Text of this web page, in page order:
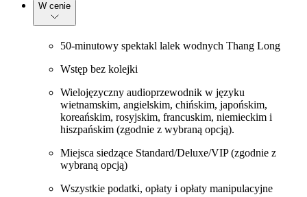
W cenie
50-minutowy spektakl lalek wodnych Thang Long
Wstęp bez kolejki
Wielojęzyczny audioprzewodnik w języku
wietnamskim, angielskim, chińskim, japońskim,
koreańskim, rosyjskim, francuskim, niemieckim i
hiszpańskim (zgodnie z wybraną opcją).
Miejsca siedzące Standard/Deluxe/VIP (zgodnie z
wybraną opcją)
Wszystkie podatki, opłaty i opłaty manipulacyjne